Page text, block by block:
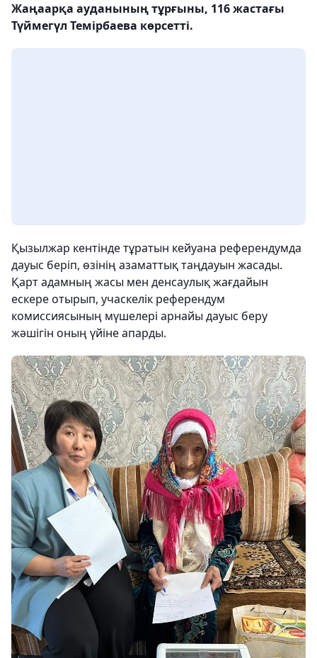
Жаңаарқа ауданының тұрғыны, 116 жастағы
Түймегүл Темірбаева көрсетті.
Қызылжар кентінде тұратын кейуана референдумда
дауыс беріп, өзінің азаматтық таңдауын жасады.
Қарт адамның жасы мен денсаулық жағдайын
ескере отырып, учаскелік референдум
комиссиясының мүшелері арнайы дауыс беру
жәшігін оның үйіне апарды.